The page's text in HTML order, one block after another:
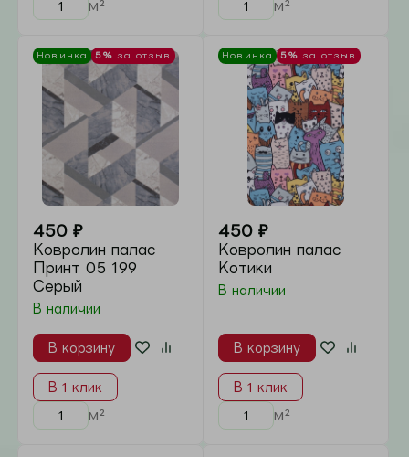
450 ₽
Ковролин палас
Текстура
В корзину
В 1 клик
м²
450 ₽
Ковролин палас
Патина
В корзину
В 1 клик
Мария